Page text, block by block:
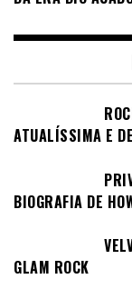
ATUALÍSSIMA E
BIOGRAFIA DE
GLAM ROCK